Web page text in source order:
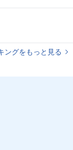
ングをもっと見る